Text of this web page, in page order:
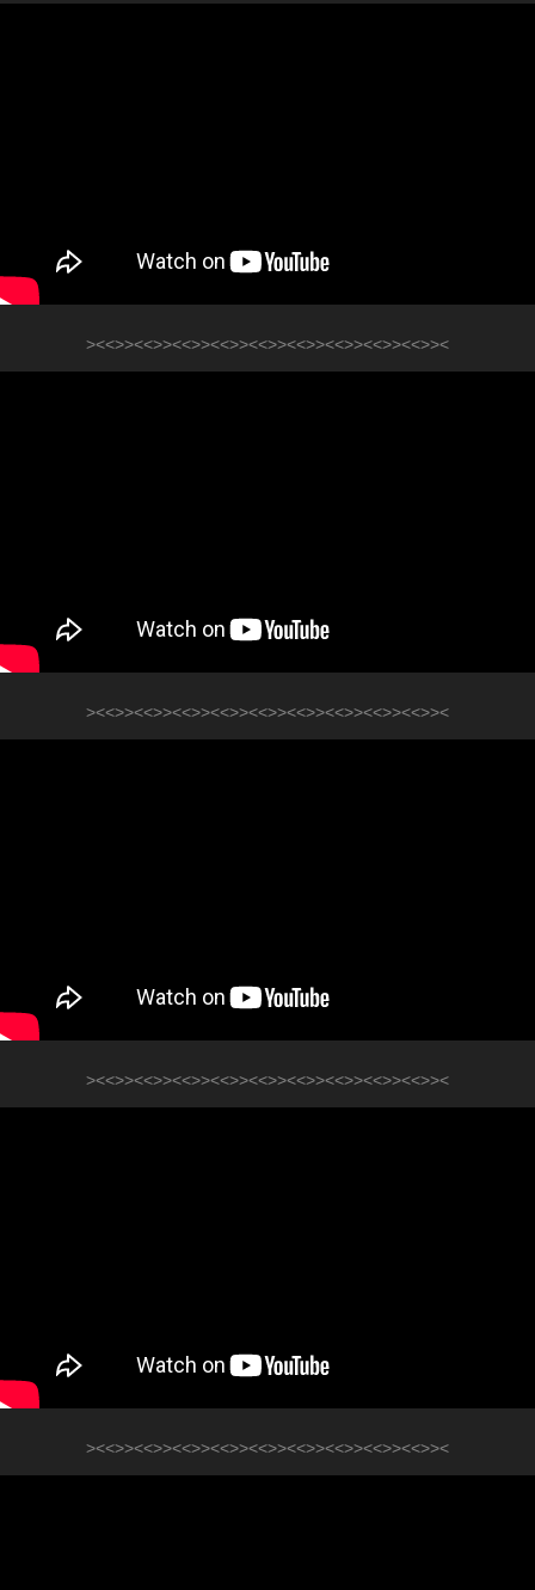
><<>><<>><<>><<>><<>><<>><<>><<>><<>><
><<>><<>><<>><<>><<>><<>><<>><<>><<>><
><<>><<>><<>><<>><<>><<>><<>><<>><<>><
><<>><<>><<>><<>><<>><<>><<>><<>><<>><